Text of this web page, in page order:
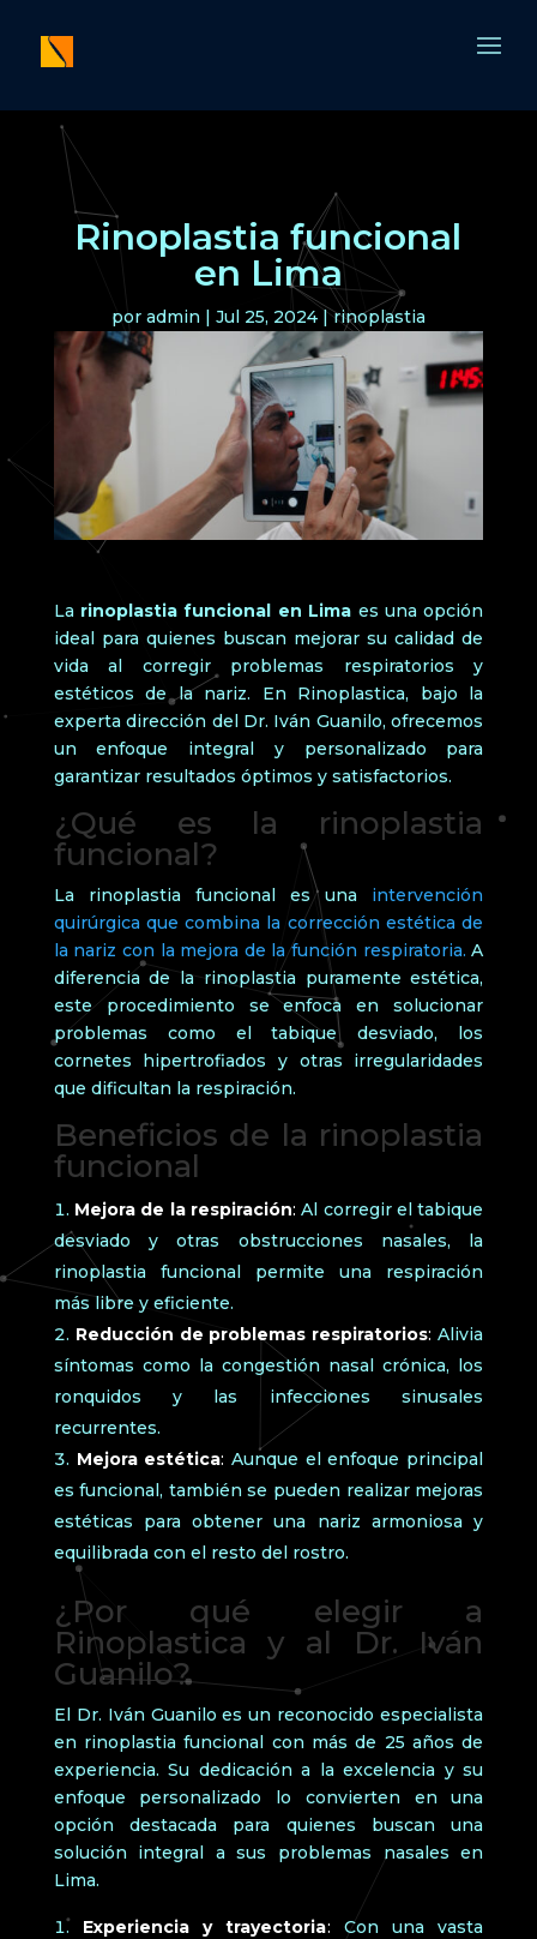
Rinoplastia funcional
en Lima
por admin | Jul 25, 2024|rinoplastia
La rinoplastia funcional en Lima es una opción
ideal para quienes buscan mejorar su calidad de
vida al corregir problemas respiratorios y
estéticos de la nariz. En Rinoplastica, bajo la
experta dirección del Dr. Iván Guanilo, ofrecemos
un enfoque integral y personalizado para
garantizar resultados óptimos y satisfactorios.
¿Qué es la rinoplastia
funcional?
La rinoplastia funcional es una intervención
quirúrgica que combina la corrección estética de
la nariz con la mejora de la función respiratoria. A
diferencia de la rinoplastia puramente estética,
este procedimiento se enfoca en solucionar
problemas como el tabique desviado, los
cornetes hipertrofiados y otras irregularidades
que dificultan la respiración.
Beneficios de la rinoplastia
funcional
Mejora de la respiración: Al corregir el tabique
desviado y otras obstrucciones nasales, la
rinoplastia funcional permite una respiración
más libre y eficiente.
Reducción de problemas respiratorios: Alivia
síntomas como la congestión nasal crónica, los
ronquidos y las infecciones sinusales
recurrentes.
Mejora estética: Aunque el enfoque principal
es funcional, también se pueden realizar mejoras
estéticas para obtener una nariz armoniosa y
equilibrada con el resto del rostro.
¿Por qué elegir a
Rinoplastica y al Dr. Iván
Guanilo?
El Dr. Iván Guanilo es un reconocido especialista
en rinoplastia funcional con más de 25 años de
experiencia. Su dedicación a la excelencia y su
enfoque personalizado lo convierten en una
opción destacada para quienes buscan una
solución integral a sus problemas nasales en
Lima.
Experiencia y trayectoria: Con una vasta